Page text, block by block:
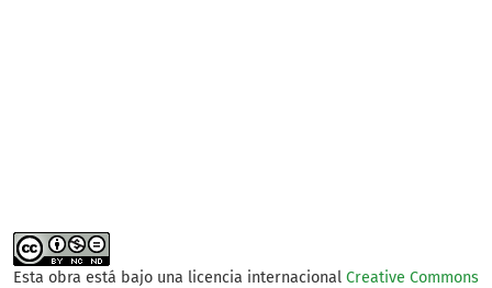
Esta obra está bajo una licencia internacional Creative Commons